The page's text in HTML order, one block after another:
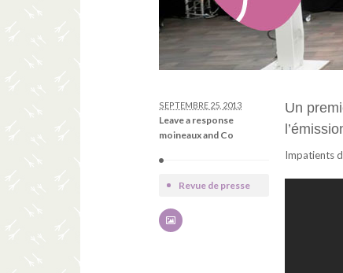
SEPTEMBRE 25, 2013
Leave a response
moineaux and Co
Revue de presse
Un
Impatients